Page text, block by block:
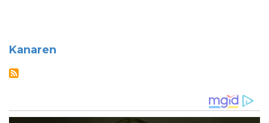
Kanaren